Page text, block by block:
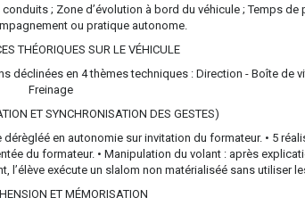
; Zone d’évolution à bord du véhicule ; Temps de
ou pratique autonome.
THÉORIQUES SUR LE VÉHICULE
déclinées en 4 thèmes techniques : Direction - Boîte de
Freinage
ET SYNCHRONISATION DES GESTES)
en autonomie sur invitation du formateur. • 5
du formateur. • Manipulation du volant : après
l’élève exécute un slalom non matérialiséé sans utiliser
ET MÉMORISATION